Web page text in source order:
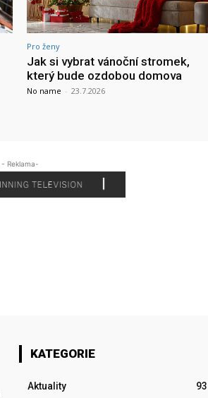
Pro ženy
Jak si vybrat vánoční stromek,
který bude ozdobou domova
No name - 23.7.2026
- Reklama-
KATEGORIE
Aktuality
93